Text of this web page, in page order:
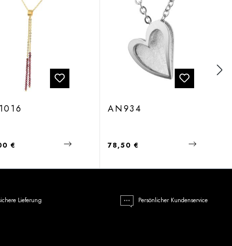
Preis:
€
AN934
Regulärer Preis:
78,50 €
Lieferung Persönlicher Kundenservice